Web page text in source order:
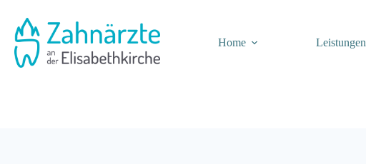
Inhalt
springen
Home
Leistungen